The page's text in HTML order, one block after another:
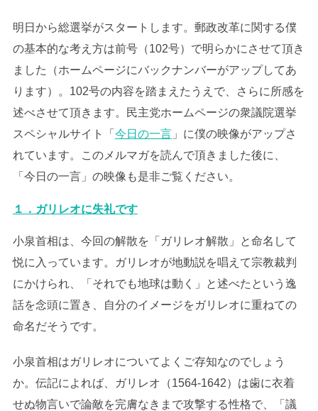
明日から総選挙がスタートします。郵政改革に関する僕
の基本的な考え方は前号（102号）で明らかにさせて頂き
ました（ホームページにバックナンバーがアップしてあ
ります）。102号の内容を踏まえたうえで、さらに所感を
述べさせて頂きます。民主党ホームページの衆議院選挙
スペシャルサイト「 今日の一言」に僕の映像がアップさ
れています。このメルマガを読んで頂きました後に、
「今日の一言」の映像も是非ご覧ください。
１．ガリレオに失礼です
小泉首相は、今回の解散を「ガリレオ解散」と命名して
悦に入っています。ガリレオが地動説を唱えて宗教裁判
にかけられ、「それでも地球は動く」と述べたという逸
話を念頭に置き、自分のイメージをガリレオに重ねての
命名だそうです。
小泉首相はガリレオについてよくご存知なのでしょう
か。伝記によれば、ガリレオ（1564-1642）は歯に衣着
せぬ物言いで論敵を完膚なきまで攻撃する性格で、「議